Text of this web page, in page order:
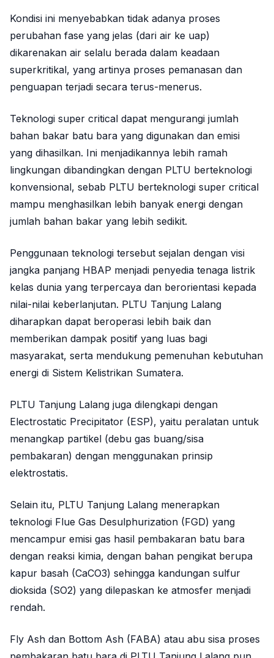
Kondisi ini menyebabkan tidak adanya proses
perubahan fase yang jelas (dari air ke uap)
dikarenakan air selalu berada dalam keadaan
superkritikal, yang artinya proses pemanasan dan
penguapan terjadi secara terus-menerus.
Teknologi super critical dapat mengurangi jumlah
bahan bakar batu bara yang digunakan dan emisi
yang dihasilkan. Ini menjadikannya lebih ramah
lingkungan dibandingkan dengan PLTU berteknologi
konvensional, sebab PLTU berteknologi super critical
mampu menghasilkan lebih banyak energi dengan
jumlah bahan bakar yang lebih sedikit.
Penggunaan teknologi tersebut sejalan dengan visi
jangka panjang HBAP menjadi penyedia tenaga listrik
kelas dunia yang terpercaya dan berorientasi kepada
nilai-nilai keberlanjutan. PLTU Tanjung Lalang
diharapkan dapat beroperasi lebih baik dan
memberikan dampak positif yang luas bagi
masyarakat, serta mendukung pemenuhan kebutuhan
energi di Sistem Kelistrikan Sumatera.
PLTU Tanjung Lalang juga dilengkapi dengan
Electrostatic Precipitator (ESP), yaitu peralatan untuk
menangkap partikel (debu gas buang/sisa
pembakaran) dengan menggunakan prinsip
elektrostatis.
Selain itu, PLTU Tanjung Lalang menerapkan
teknologi Flue Gas Desulphurization (FGD) yang
mencampur emisi gas hasil pembakaran batu bara
dengan reaksi kimia, dengan bahan pengikat berupa
kapur basah (CaCO3) sehingga kandungan sulfur
dioksida (SO2) yang dilepaskan ke atmosfer menjadi
rendah.
Fly Ash dan Bottom Ash (FABA) atau abu sisa proses